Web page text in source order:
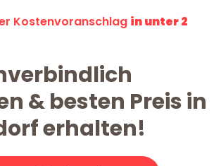
Kostenvoranschlag in unter 2
& besten Preis in
erhalten!